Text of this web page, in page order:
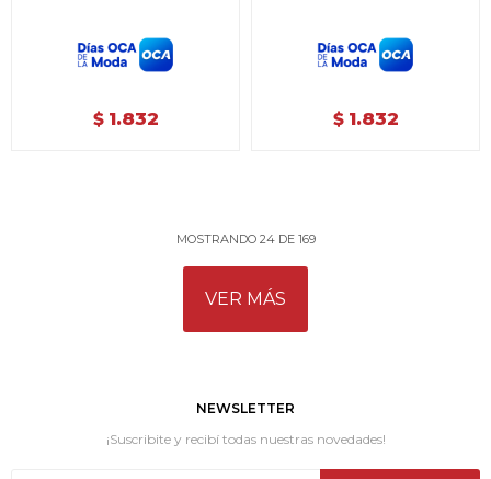
$ 1.832 $ 1.832
MOSTRANDO 24DE 169
VER MÁS
NEWSLETTER
¡Suscribite y recibí todas nuestras novedades!